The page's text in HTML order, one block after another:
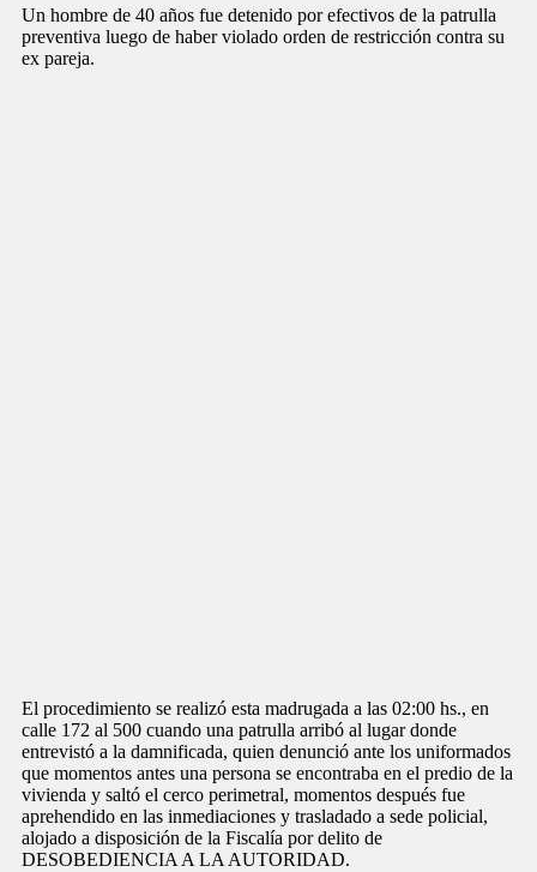
Un hombre de 40 años fue detenido por efectivos de la patrulla
preventiva luego de haber violado orden de restricción contra su
ex pareja.
El procedimiento se realizó esta madrugada a las 02:00 hs., en
calle 172 al 500 cuando una patrulla arribó al lugar donde
entrevistó a la damnificada, quien denunció ante los uniformados
que momentos antes una persona se encontraba en el predio de la
vivienda y saltó el cerco perimetral, momentos después fue
aprehendido en las inmediaciones y trasladado a sede policial,
alojado a disposición de la Fiscalía por delito de
DESOBEDIENCIA A LA AUTORIDAD.